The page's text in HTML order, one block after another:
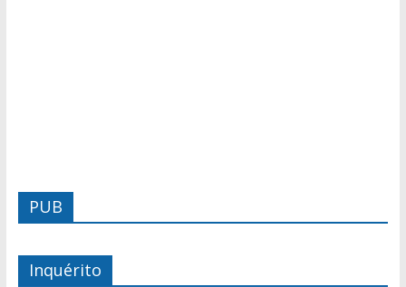
PUB
Inquérito